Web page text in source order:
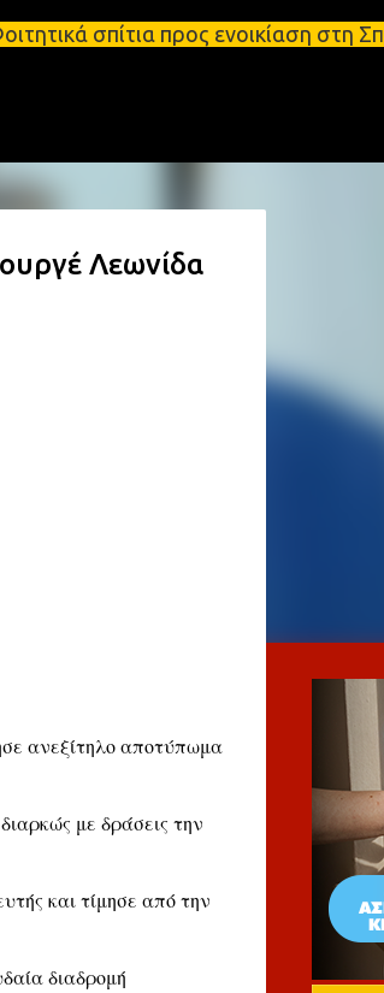
προς ενοικίαση στη Σπάρτη
Λεωνίδα
ανεξίτηλο αποτύπωμα
με δράσεις την
και τίμησε από την
διαδρομή